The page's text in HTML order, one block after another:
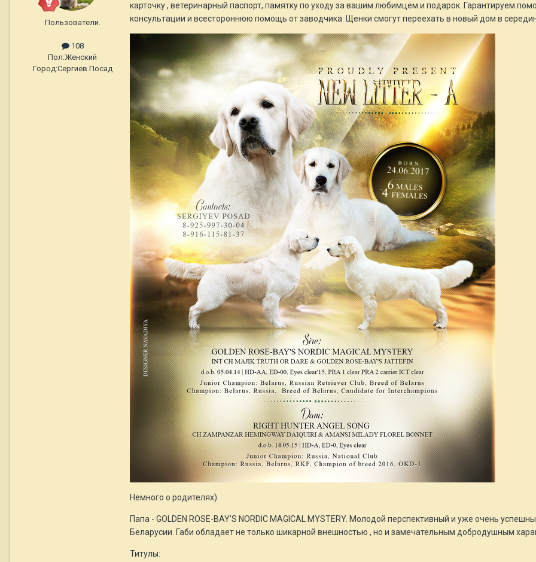
Пользователи.
108
Пол:Женский
Город:Сергиев Посад
карточку , ветеринарный паспорт, памятку по уходу за вашим любимцем и подарок. Гарантируем
консультации и всестороннюю помощь от заводчика. Щенки смогут переехать в новый дом в
Немного о родителях)
Папа - GOLDEN ROSE-BAY'S NORDIC MAGICAL MYSTERY. Молодой перспективный и уже очень
Беларусии. Габи обладает не только шикарной внешностью , но и замечательным добродушным
Титулы: